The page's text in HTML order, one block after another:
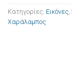
Κατηγορίες: Εικόνες
Χαράλαμπος